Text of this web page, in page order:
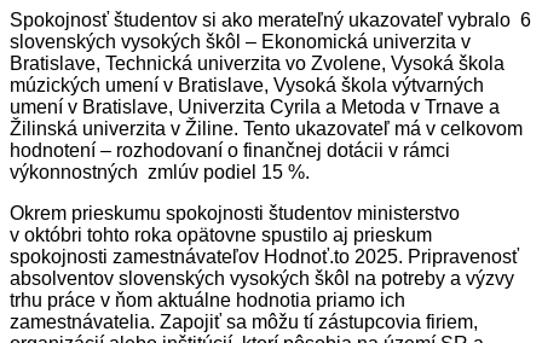
Spokojnosť študentov si ako merateľný ukazovateľ vybralo 6
slovenských vysokých škôl – Ekonomická univerzita v
Bratislave, Technická univerzita vo Zvolene, Vysoká škola
múzických umení v Bratislave, Vysoká škola výtvarných
umení v Bratislave, Univerzita Cyrila a Metoda v Trnave a
Žilinská univerzita v Žiline. Tento ukazovateľ má v celkovom
hodnotení – rozhodovaní o finančnej dotácii v rámci
výkonnostných zmlúv podiel 15 %.
Okrem prieskumu spokojnosti študentov ministerstvo
v októbri tohto roka opätovne spustilo aj prieskum
spokojnosti zamestnávateľov Hodnoť.to 2025. Pripravenosť
absolventov slovenských vysokých škôl na potreby a výzvy
trhu práce v ňom aktuálne hodnotia priamo ich
zamestnávatelia. Zapojiť sa môžu tí zástupcovia firiem,